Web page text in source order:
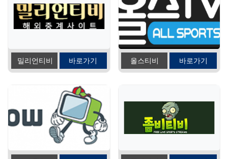
밀리언티비 바로가기 올스티비 바로가기